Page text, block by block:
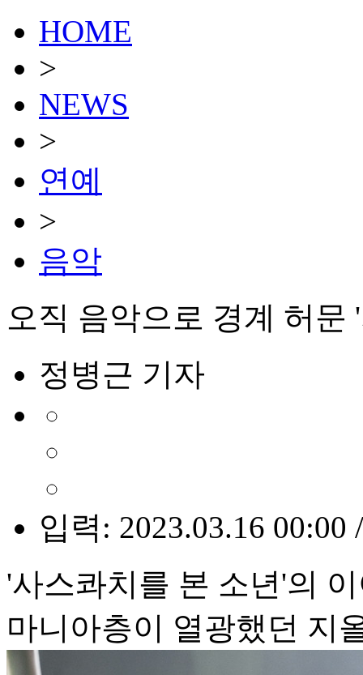
HOME
>
NEWS
>
연예
>
음악
오직 음악으로 경계 허
정병근 기자
입력: 2023.03.16 00:00
'사스콰치를 본 소년'의
마니아층이 열광했던 지